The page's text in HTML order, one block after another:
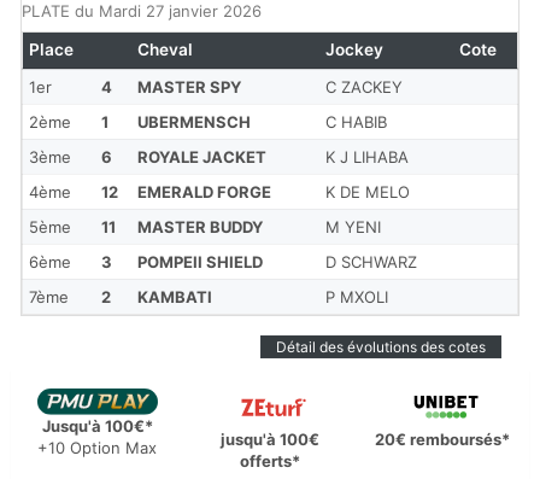
PLATE du Mardi 27 janvier 2026
1er 4 MASTER SPY
C ZACKEY
2ème
1 UBERMENSCH
C HABIB
3ème
6 ROYALE JACKET
K J LIHABA
4ème
12 EMERALD FORGE
K DE MELO
5ème
11 MASTER BUDDY
M YENI
6ème
3 POMPEII SHIELD
D SCHWARZ
7ème
2 KAMBATI P MXOLI
Place Cheval Jockey Cote
Détail des évolutions des cotes
Jusqu'à 100€*
+10 Option Max
jusqu'à 100€
offerts*
20€ remboursés*